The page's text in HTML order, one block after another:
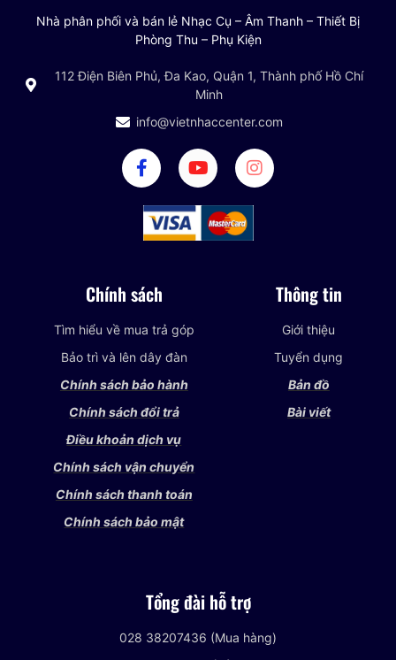
Nhà phân phối và bán lẻ Nhạc Cụ – Âm Thanh – Thiết Bị
Phòng Thu – Phụ Kiện
112 Điện Biên Phủ, Đa Kao, Quận 1, Thành phố Hồ Chí
Minh
info@vietnhaccenter.com
Chính sách
Tìm hiểu về mua trả góp
Bảo trì và lên dây đàn
Chính sách bảo hành
Chính sách đổi trả
Điều khoản dịch vụ
Chính sách vận chuyển
Chính sách thanh toán
Chính sách bảo mật
Thông tin
Giới thiệu
Tuyển dụng
Bản đồ
Bài viết
Tổng đài hỗ trợ
028 38207436 (Mua hàng)